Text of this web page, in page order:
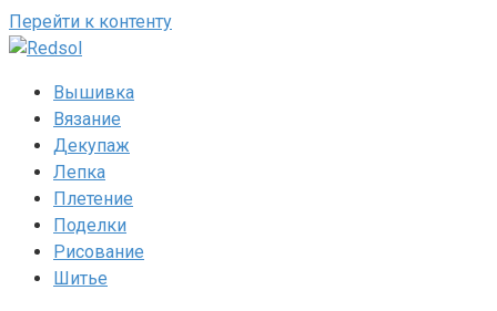
Перейти к контенту
Вышивка
Вязание
Декупаж
Лепка
Плетение
Поделки
Рисование
Шитье